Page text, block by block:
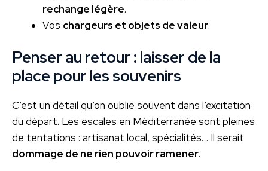
rechange légère.
Vos chargeurs et objets de valeur.
Penser au retour : laisser de la
place pour les souvenirs
C’est un détail qu’on oublie souvent dans l’excitation
du départ. Les escales en Méditerranée sont pleines
de tentations : artisanat local, spécialités… Il serait
dommage de ne rien pouvoir ramener.